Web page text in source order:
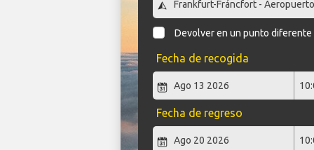
Devolver en un punto diferente
Fecha de recogida
Fecha de regreso